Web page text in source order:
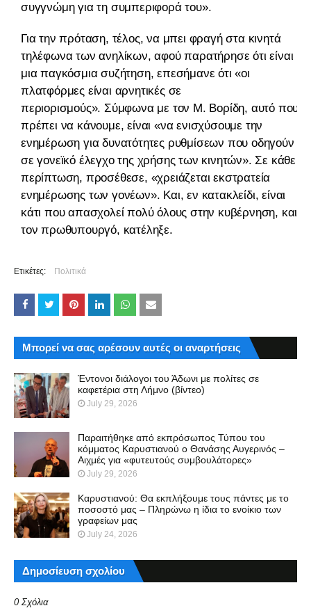
συγγνώμη για τη συμπεριφορά του».
Για την πρόταση, τέλος, να μπει φραγή στα κινητά
τηλέφωνα των ανηλίκων, αφού παρατήρησε ότι είναι
μια παγκόσμια συζήτηση, επεσήμανε ότι «οι
πλατφόρμες είναι αρνητικές σε
περιορισμούς». Σύμφωνα με τον Μ. Βορίδη, αυτό που
πρέπει να κάνουμε, είναι «να ενισχύσουμε την
ενημέρωση για δυνατότητες ρυθμίσεων που οδηγούν
σε γονεϊκό έλεγχο της χρήσης των κινητών». Σε κάθε
περίπτωση, προσέθεσε, «χρειάζεται εκστρατεία
ενημέρωσης των γονέων». Και, εν κατακλείδι, είναι
κάτι που απασχολεί πολύ όλους στην κυβέρνηση, και
τον πρωθυπουργό, κατέληξε.
Ετικέτες: Πολιτικά
Μπορεί να σας αρέσουν αυτές οι αναρτήσεις
Έντονοι διάλογοι του Άδωνι με πολίτες σε
καφετέρια στη Λήμνο (βίντεο)
July 29, 2026
Παραιτήθηκε από εκπρόσωπος Τύπου του
κόμματος Καρυστιανού ο Θανάσης Αυγερινός –
Αιχμές για «φυτευτούς συμβουλάτορες»
July 29, 2026
Καρυστιανού: Θα εκπλήξουμε τους πάντες με το
ποσοστό μας – Πληρώνω η ίδια το ενοίκιο των
γραφείων μας
July 24, 2026
Δημοσίευση σχολίου
0 Σχόλια